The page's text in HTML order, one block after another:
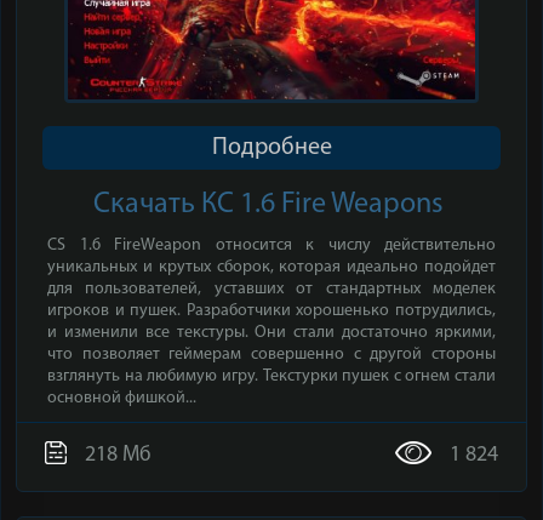
Скачать КС 1.6 Fire Weapons
CS 1.6 FireWeapon относится к числу действительно
уникальных и крутых сборок, которая идеально подойдет
для пользователей, уставших от стандартных моделек
игроков и пушек. Разработчики хорошенько потрудились,
и изменили все текстуры. Они стали достаточно яркими,
что позволяет геймерам совершенно с другой стороны
взглянуть на любимую игру. Текстурки пушек с огнем стали
основной фишкой...
218 Мб 1 824
Подробнее